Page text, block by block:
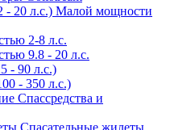
Малой мощности
2-8 л.с.
9.8 - 20 л.с.
- 90 л.с.)
- 350 л.с.)
Спассредства и
Спасательные жилеты